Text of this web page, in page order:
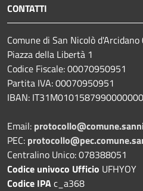
CONTATTI
Comune di San Nicolò
Piazza della Libertà 1
Codice Fiscale: 00070950951
Partita IVA: 00070950951
IBAN:
Email:
PEC:
Centralino Unico: 078388051
Codice univoco Ufficio UFHYOY
Codice IPAc_a368